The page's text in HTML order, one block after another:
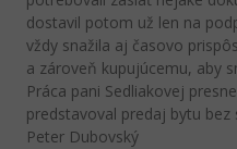
dostavil potom už len na
vždy snažila aj časovo
a zároveň kupujúcemu, aby
Práca pani Sedliakovej
predstavoval predaj bytu bez
Peter Dubovský